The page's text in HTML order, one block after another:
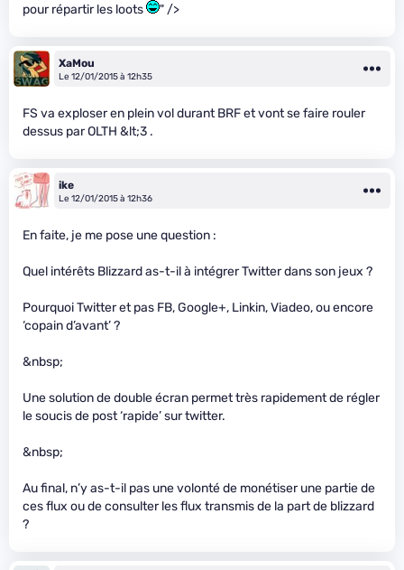
pour répartir les loots
" />
XaMou
Le 12/01/2015 à 12h35
FS va exploser en plein vol durant BRF et vont se faire rouler
dessus par OLTH &lt;3 .
ike
Le 12/01/2015 à 12h36
En faite, je me pose une question :
Quel intérêts Blizzard as-t-il à intégrer Twitter dans son jeux ?
Pourquoi Twitter et pas FB, Google+, Linkin, Viadeo, ou encore
‘copain d’avant’ ?
&nbsp;
Une solution de double écran permet très rapidement de régler
le soucis de post ‘rapide’ sur twitter.
&nbsp;
Au final, n’y as-t-il pas une volonté de monétiser une partie de
ces flux ou de consulter les flux transmis de la part de blizzard
?